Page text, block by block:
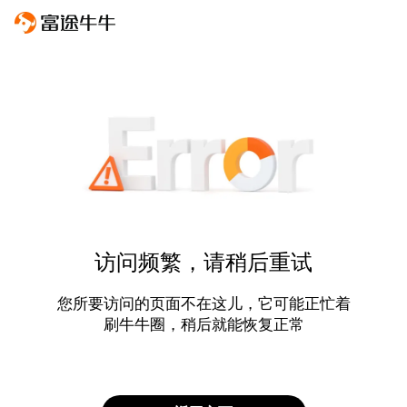
访问频繁，请稍后重试
您所要访问的页面不在这儿，它可能正忙着
刷牛牛圈，稍后就能恢复正常